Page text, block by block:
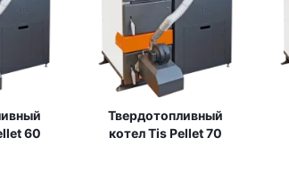
60
Твердотопливный
котел Tis Pellet 70